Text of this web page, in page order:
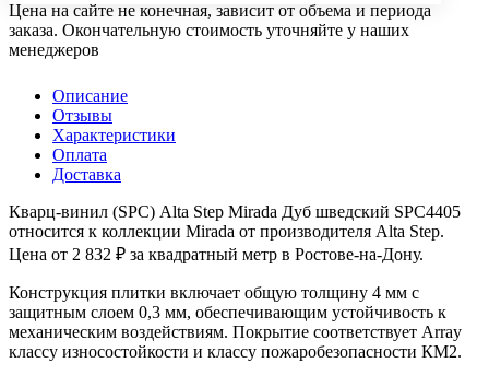
Цена на сайте не конечная, зависит от объема и периода
заказа. Окончательную стоимость уточняйте у наших
менеджеров
Описание
Отзывы
Характеристики
Оплата
Доставка
Кварц-винил (SPC) Alta Step Mirada Дуб шведский SPC4405
относится к коллекции Mirada от производителя Alta Step.
Цена от 2 832 ₽ за квадратный метр в Ростове-на-Дону.
Конструкция плитки включает общую толщину 4 мм с
защитным слоем 0,3 мм, обеспечивающим устойчивость к
механическим воздействиям. Покрытие соответствует Array
классу износостойкости и классу пожаробезопасности КМ2.